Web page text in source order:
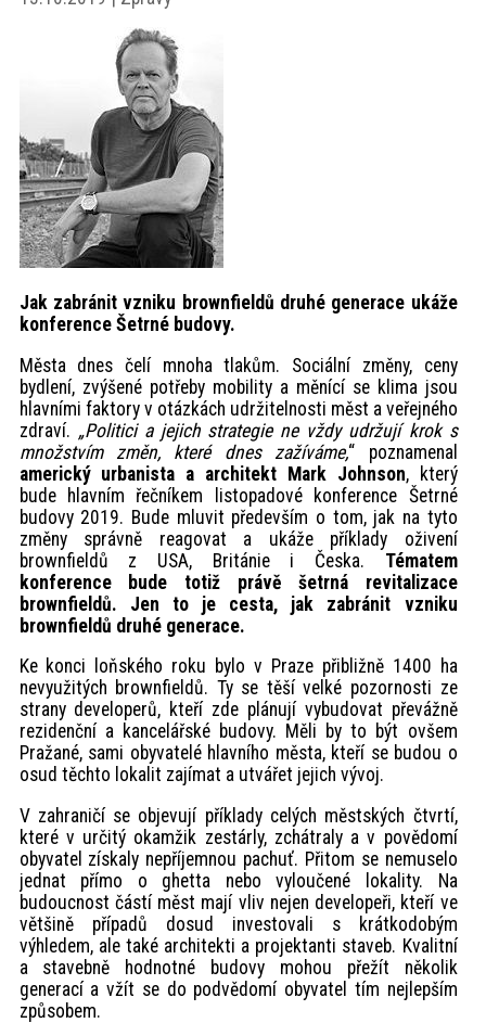
Kontakt
Jak zabránit vzniku brownfieldů druhé generace ukáže
konference Šetrné budovy.
Města dnes čelí mnoha tlakům. Sociální změny, ceny
bydlení, zvýšené potřeby mobility a měnící se klima jsou
hlavními faktory v otázkách udržitelnosti měst a veřejného
zdraví. „Politici a jejich strategie ne vždy udržují krok s
množstvím změn, které dnes zažíváme,“ poznamenal
americký urbanista a architekt Mark Johnson, který
bude hlavním řečníkem listopadové konference Šetrné
budovy 2019. Bude mluvit především o tom, jak na tyto
změny správně reagovat a ukáže příklady oživení
brownfieldů z USA, Británie i Česka. Tématem
konference bude totiž právě šetrná revitalizace
brownfieldů. Jen to je cesta, jak zabránit vzniku
brownfieldů druhé generace.
Ke konci loňského roku bylo v Praze přibližně 1400 ha
nevyužitých brownfieldů. Ty se těší velké pozornosti ze
strany developerů, kteří zde plánují vybudovat převážně
rezidenční a kancelářské budovy. Měli by to být ovšem
Pražané, sami obyvatelé hlavního města, kteří se budou o
osud těchto lokalit zajímat a utvářet jejich vývoj.
V zahraničí se objevují příklady celých městských čtvrtí,
které v určitý okamžik zestárly, zchátraly a v povědomí
obyvatel získaly nepříjemnou pachuť. Přitom se nemuselo
jednat přímo o ghetta nebo vyloučené lokality. Na
budoucnost částí měst mají vliv nejen developeři, kteří ve
většině případů dosud investovali s krátkodobým
výhledem, ale také architekti a projektanti staveb. Kvalitní
a stavebně hodnotné budovy mohou přežít několik
generací a vžít se do podvědomí obyvatel tím nejlepším
způsobem.